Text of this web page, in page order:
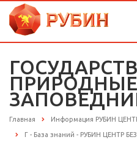
ПРИРОДНЫЕ
Главная Информация РУБИН
Г - База знаний - РУБИН ЦЕНТР